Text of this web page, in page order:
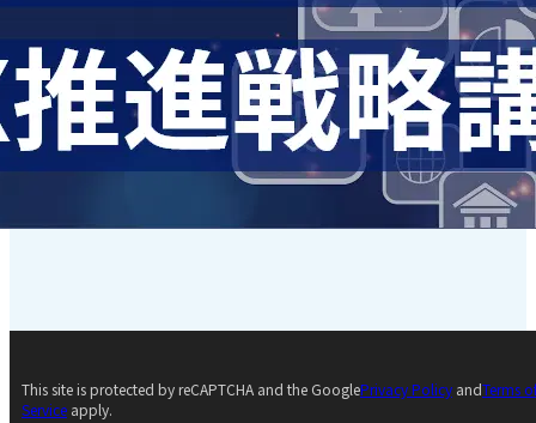
This site is protected by reCAPTCHA and the GooglePrivacy Policy andTerms
Service apply.